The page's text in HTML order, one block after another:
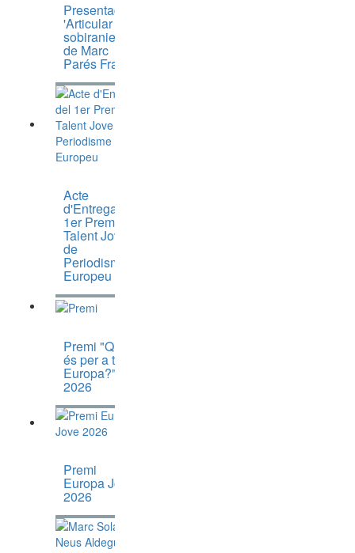
Presentació
'Articular
sobiranies',
de Marc
Parés Franzi
Acte
d'Entrega del
1er Premi
Talent Jove
de
Periodisme
Europeu
Premi "Què
és per a tu
Europa?"
2026
Premi
Europa Jove
2026